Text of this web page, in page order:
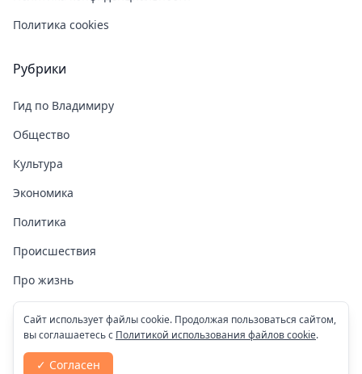
Политика cookies
Рубрики
Гид по Владимиру
Общество
Культура
Экономика
Политика
Происшествия
Про жизнь
Здоровье
COVID-19
Спорт
Сайт использует файлы cookie. Продолжая пользоваться сайтом,
вы соглашаетесь с Политикой использования файлов cookie.
✓ Согласен